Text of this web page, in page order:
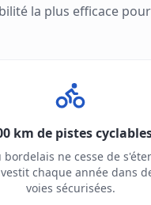
la plus efficace
km de pistes
bordelais ne cesse de
chaque année dans
voies sécurisées.